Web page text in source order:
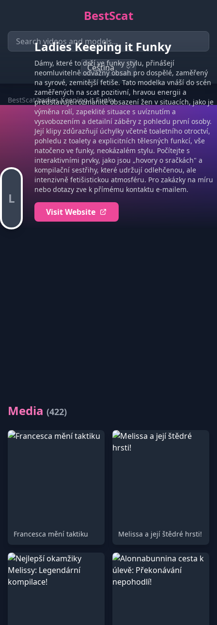
BestScat
BestScat/Ladies Keeping it Funky
L
Ladies Keeping it Funky
Dámy, které to drží ve funky stylu, přinášejí
neomluvitelně odvážný obsah pro dospělé, zaměřený
na syrové, zemitější fetiše. Tato modelka vnáší do scén
zaměřených na scat pozitivní, hravou energii a
představuje rozmanité obsazení žen v situacích, jako je
výměna rolí, zapeklité situace s uvíznutím a
vysvobozením a detailní záběry z pohledu první osoby.
Její klipy zdůrazňují úchylky včetně toaletního otroctví,
pohledu z toalety a explicitních tělesných funkcí, vše
natočeno ve funky, neokázalém stylu. Počítejte s
interaktivními prvky, jako jsou „hovory o sračkách" a
kompilační sestřihy, které udržují odlehčenou, ale
intenzivně fetišistickou atmosféru. Pro zakázky na míru
nebo dotazy zve k přímému kontaktu e-mailem.
Visit Website
Media (422)
Francesca mění taktiku Melissa a její štědré hrsti!